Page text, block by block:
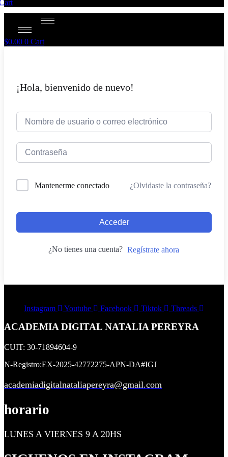
$0.00 0 Cart
¡Hola, bienvenido de nuevo!
Mantenerme conectado ¿Olvidaste la contraseña?
Acceder
¿No tienes una cuenta? Regístrate ahora
Instagram Youtube Facebook Tiktok Threads
ACADEMIA DIGITAL NATALIA PEREYRA
CUIT: 30-71894604-9
N-Registro:EX-2025-42772275-APN-DA#IGJ
academiadigitalnataliapereyra@gmail.com
horario
LUNES A VIERNES 9 A 20HS